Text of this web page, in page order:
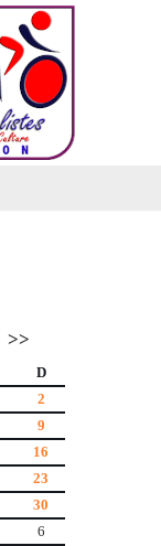
>>
D
2
9
16
23
30
6